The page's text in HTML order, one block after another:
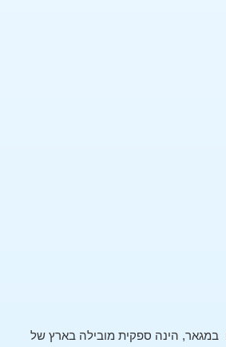
הינה ספקית מובילה בארץ של